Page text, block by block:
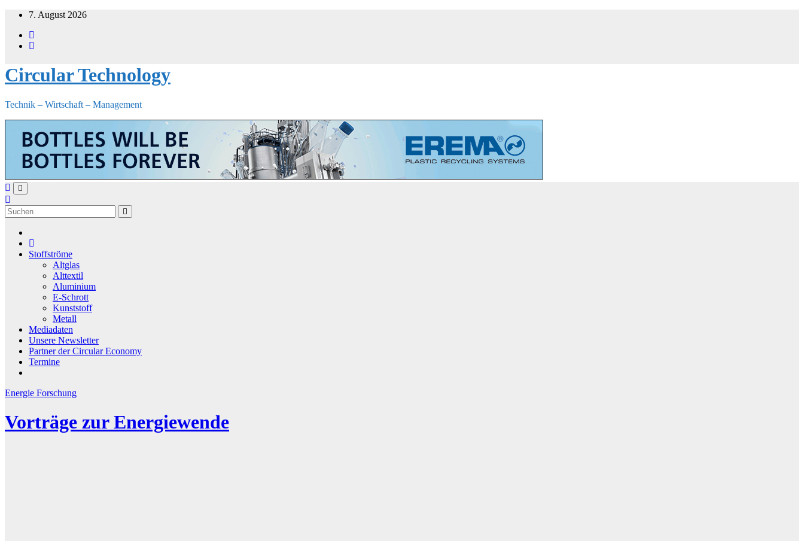
Zum
springen
7. August 2026
Circular Technology
Technik – Wirtschaft – Management
Stoffströme
Altglas
Alttextil
Aluminium
E-Schrott
Kunststoff
Metall
Mediadaten
Unsere Newsletter
Partner der Circular Economy
Termine
Energie Forschung
Vorträge zur Energiewende